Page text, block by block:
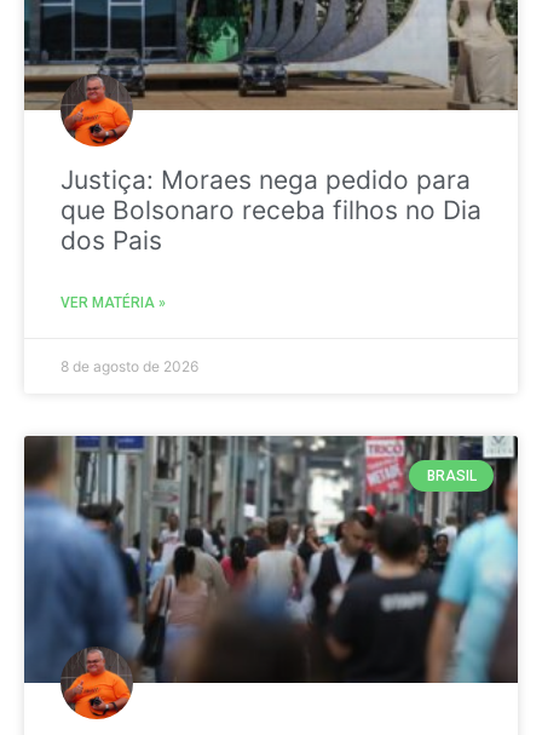
Justiça: Moraes nega pedido para
que Bolsonaro receba filhos no Dia
dos Pais
VER MATÉRIA »
8 de agosto de 2026
BRASIL